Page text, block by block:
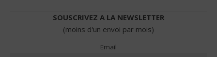
SOUSCRIVEZ A LA NEWSLETTER
(moins d'un envoi par mois)
Email